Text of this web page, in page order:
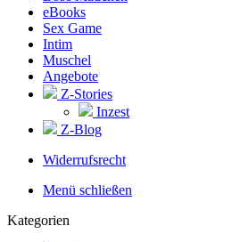
eBooks
Sex Game
Intim
Muschel
Angebote
Z-Stories
Inzest
Z-Blog
Widerrufsrecht
Menü schließen
Kategorien